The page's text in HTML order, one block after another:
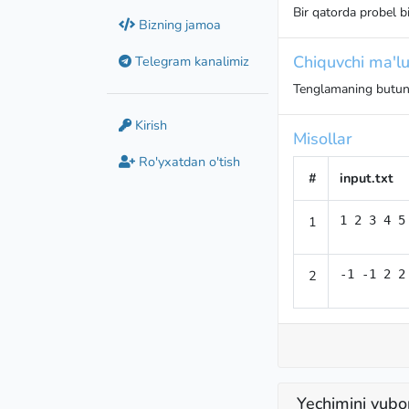
Bizning jamoa
Telegram kanalimiz
Kirish
Ro'yxatdan o'tish
Bir qatorda probel
Chiquvchi
Tenglamaning
Misollar
# input.txt
1 1 2 3 4 5
2 -1 -1 2 2
Yechimini